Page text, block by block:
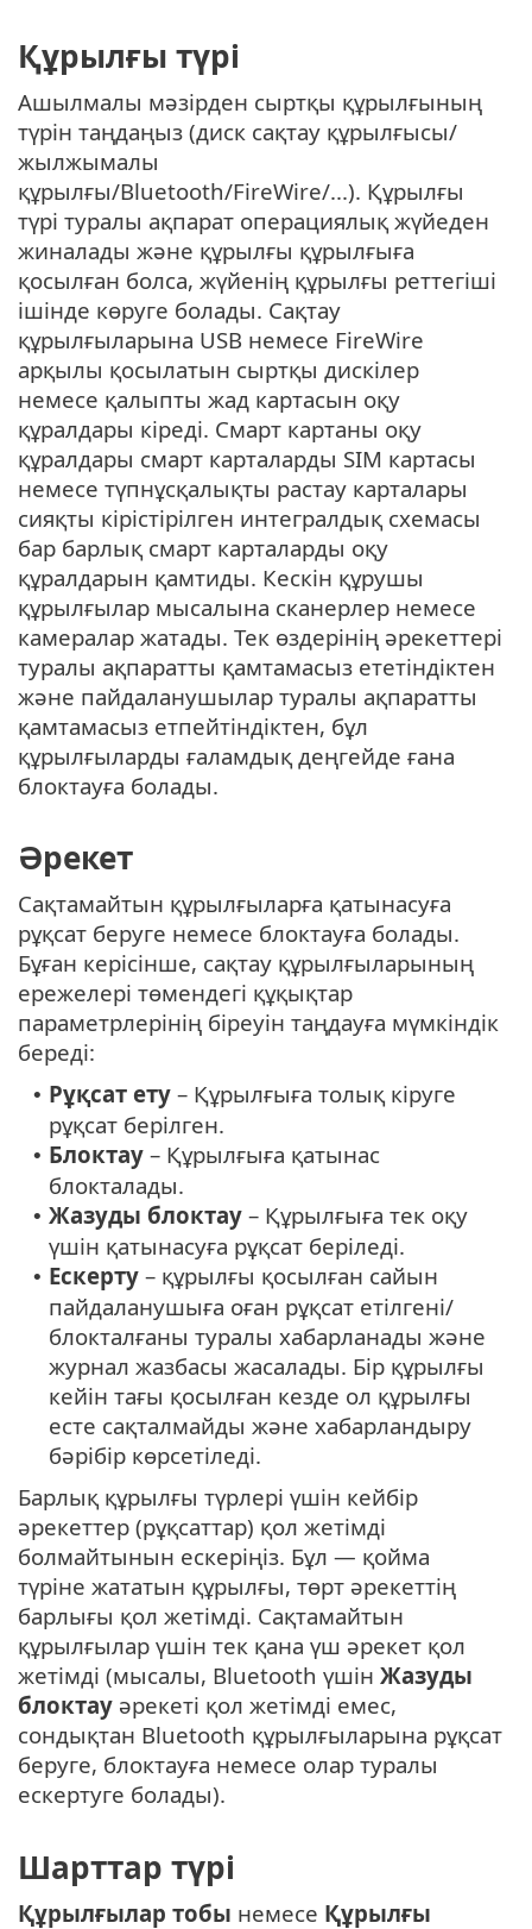
Құрылғы түрі
Ашылмалы мәзірден сыртқы құрылғының
түрін таңдаңыз (диск сақтау құрылғысы/
жылжымалы
құрылғы/Bluetooth/FireWire/...). Құрылғы
түрі туралы ақпарат операциялық жүйеден
жиналады және құрылғы құрылғыға
қосылған болса, жүйенің құрылғы реттегіші
ішінде көруге болады. Сақтау
құрылғыларына USB немесе FireWire
арқылы қосылатын сыртқы дискілер
немесе қалыпты жад картасын оқу
құралдары кіреді. Смарт картаны оқу
құралдары смарт карталарды SIM картасы
немесе түпнұсқалықты растау карталары
сияқты кірістірілген интегралдық схемасы
бар барлық смарт карталарды оқу
құралдарын қамтиды. Кескін құрушы
құрылғылар мысалына сканерлер немесе
камералар жатады. Тек өздерінің әрекеттері
туралы ақпаратты қамтамасыз ететіндіктен
және пайдаланушылар туралы ақпаратты
қамтамасыз етпейтіндіктен, бұл
құрылғыларды ғаламдық деңгейде ғана
блоктауға болады.
Әрекет
Сақтамайтын құрылғыларға қатынасуға
рұқсат беруге немесе блоктауға болады.
Бұған керісінше, сақтау құрылғыларының
ережелері төмендегі құқықтар
параметрлерінің біреуін таңдауға мүмкіндік
береді:
• Рұқсат ету – Құрылғыға толық кіруге
рұқсат берілген.
• Блоктау – Құрылғыға қатынас
блокталады.
• Жазуды блоктау – Құрылғыға тек оқу
үшін қатынасуға рұқсат беріледі.
• Ескерту – құрылғы қосылған сайын
пайдаланушыға оған рұқсат етілгені/
блокталғаны туралы хабарланады және
журнал жазбасы жасалады. Бір құрылғы
кейін тағы қосылған кезде ол құрылғы
есте сақталмайды және хабарландыру
бәрібір көрсетіледі.
Барлық құрылғы түрлері үшін кейбір
әрекеттер (рұқсаттар) қол жетімді
болмайтынын ескеріңіз. Бұл — қойма
түріне жататын құрылғы, төрт әрекеттің
барлығы қол жетімді. Сақтамайтын
құрылғылар үшін тек қана үш әрекет қол
жетімді (мысалы, Bluetooth үшін Жазуды
блоктау әрекеті қол жетімді емес,
сондықтан Bluetooth құрылғыларына рұқсат
беруге, блоктауға немесе олар туралы
ескертуге болады).
Шарттар түрі
Құрылғылар тобы немесе Құрылғы